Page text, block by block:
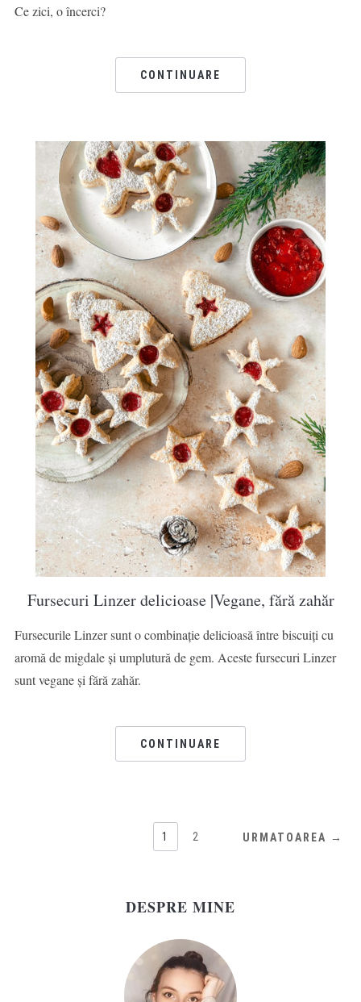
Ce zici, o încerci?
CONTINUARE
Fursecuri Linzer delicioase |Vegane, fără zahăr
Fursecurile Linzer sunt o combinație delicioasă între biscuiți cu
aromă de migdale și umplutură de gem. Aceste fursecuri Linzer
sunt vegane și fără zahăr.
CONTINUARE
1 2 URMATOAREA →
DESPRE MINE